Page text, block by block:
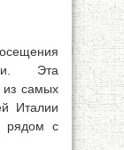
Эта
из самых
Италии
рядом с